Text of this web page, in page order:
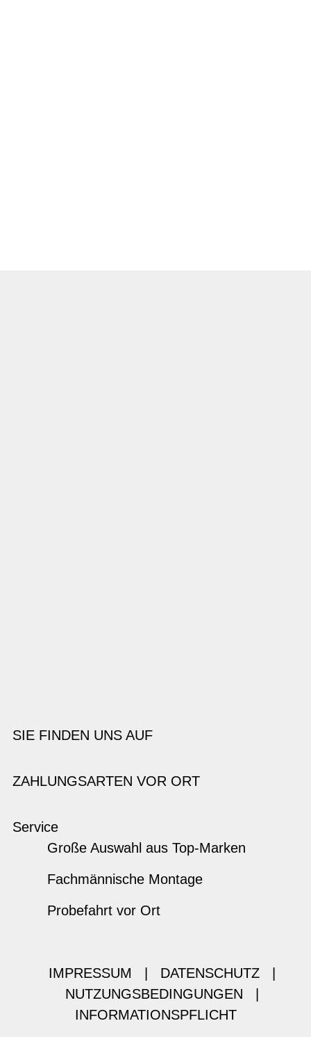
SIE FINDEN UNS AUF
ZAHLUNGSARTEN VOR ORT
Service
Große Auswahl aus Top-Marken
Fachmännische Montage
Probefahrt vor Ort
IMPRESSUM DATENSCHUTZ
NUTZUNGSBEDINGUNGEN
INFORMATIONSPFLICHT